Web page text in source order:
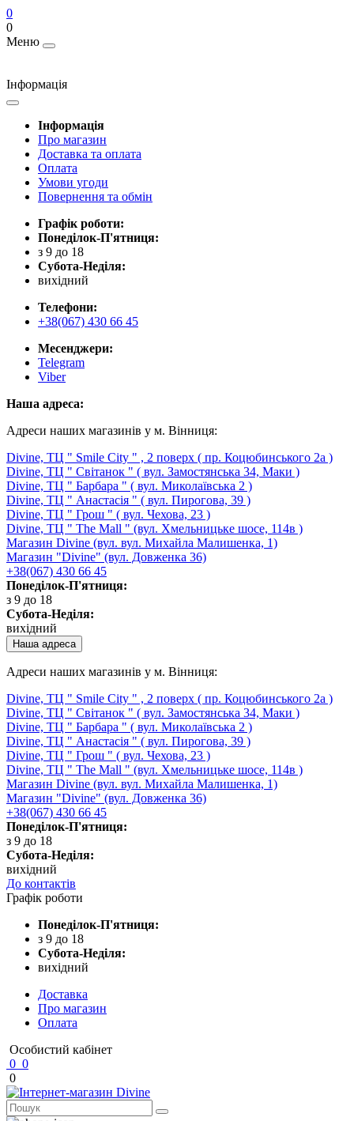
0
0
Меню
Інформація
Інформація
Про магазин
Доставка та оплата
Оплата
Умови угоди
Повернення та обмін
Графік роботи:
Понеділок-П'ятниця:
з 9 до 18
Субота-Неділя:
вихідний
Телефони:
+38(067) 430 66 45
Месенджери:
Telegram
Viber
Наша адреса:
Адреси наших магазинів у м. Вінниця:
Divine, ТЦ " Smile City " , 2 поверх ( пр. Коцюбинського 2а )
Divine, ТЦ " Світанок " ( вул. Замостянська 34, Маки )
Divine, ТЦ " Барбара " ( вул. Миколаївська 2 )
Divine, ТЦ " Анастасія " ( вул. Пирогова, 39 )
Divine, ТЦ " Грош " ( вул. Чехова, 23 )
Divine, ТЦ " The Mall " (вул. Хмельницьке шосе, 114в )
Магазин Divine (вул. вул. Михайла Малишенка, 1)
Магазин "Divine" (вул. Довженка 36)
+38(067) 430 66 45
Понеділок-П'ятниця:
з 9 до 18
Субота-Неділя:
вихідний
Наша адреса
Адреси наших магазинів у м. Вінниця:
Divine, ТЦ " Smile City " , 2 поверх ( пр. Коцюбинського 2а )
Divine, ТЦ " Світанок " ( вул. Замостянська 34, Маки )
Divine, ТЦ " Барбара " ( вул. Миколаївська 2 )
Divine, ТЦ " Анастасія " ( вул. Пирогова, 39 )
Divine, ТЦ " Грош " ( вул. Чехова, 23 )
Divine, ТЦ " The Mall " (вул. Хмельницьке шосе, 114в )
Магазин Divine (вул. вул. Михайла Малишенка, 1)
Магазин "Divine" (вул. Довженка 36)
+38(067) 430 66 45
Понеділок-П'ятниця:
з 9 до 18
Субота-Неділя:
вихідний
До контактів
Графік роботи
Понеділок-П'ятниця:
з 9 до 18
Субота-Неділя:
вихідний
Доставка
Про магазин
Оплата
Особистий кабінет
0 0
0